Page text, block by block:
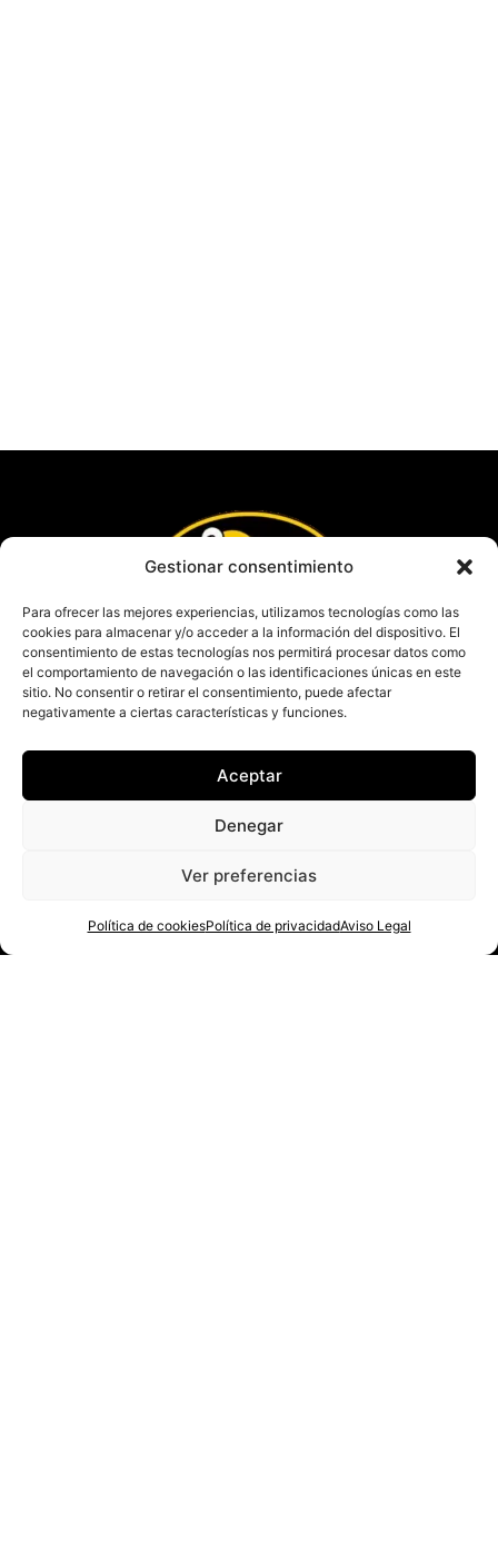
Gestionar consentimiento
Para ofrecer las mejores experiencias, utilizamos tecnologías como las
cookies para almacenar y/o acceder a la información del dispositivo. El
consentimiento de estas tecnologías nos permitirá procesar datos como
el comportamiento de navegación o las identificaciones únicas en este
sitio. No consentir o retirar el consentimiento, puede afectar
negativamente a ciertas características y funciones.
Aceptar
Denegar
Ver preferencias
Política de cookiesPolítica de privacidadAviso Legal
Aviso Legal
Política de privacidad
Más información sobre las Cookies
© 2026 Getxo Rugby | Eskubide guztiak erreserbatutak / Todos los derechos